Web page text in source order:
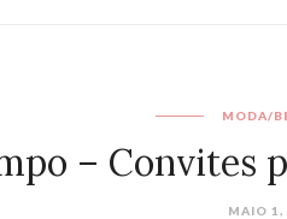
MODA/
– Convites
MAIO 1,